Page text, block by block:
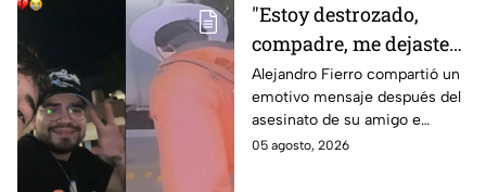
"Estoy destrozado,
compadre, me dejaste":
Así reaccionó
Alejandro Fierro al
asesinato del
influencer César
Alejandro Fierro compartió un
emotivo mensaje después del
asesinato de su amigo e
influencer César Gastélum;
05 agosto, 2026